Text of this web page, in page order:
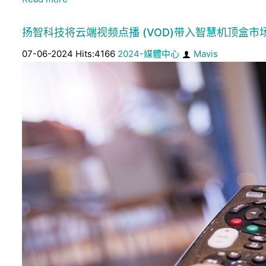
扬智科技将云端视频点播 (VOD)带入智慧机顶盒市
07-06-2024 Hits:4166 2024-媒體中心 Mavis